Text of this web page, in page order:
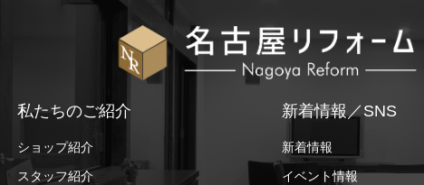
私たちのご紹介
ショップ紹介
スタッフ紹介
新着情報／SNS
新着情報
イベント情報